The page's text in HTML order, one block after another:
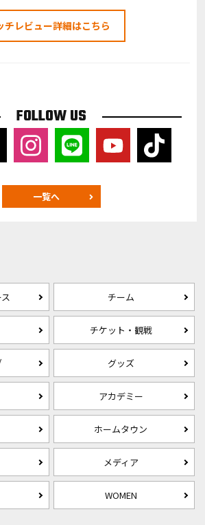
チレビュー詳細はこちら
FOLLOW US
一覧へ
チーム
チケット・観戦
グッズ
アカデミー
ホームタウン
メディア
WOMEN